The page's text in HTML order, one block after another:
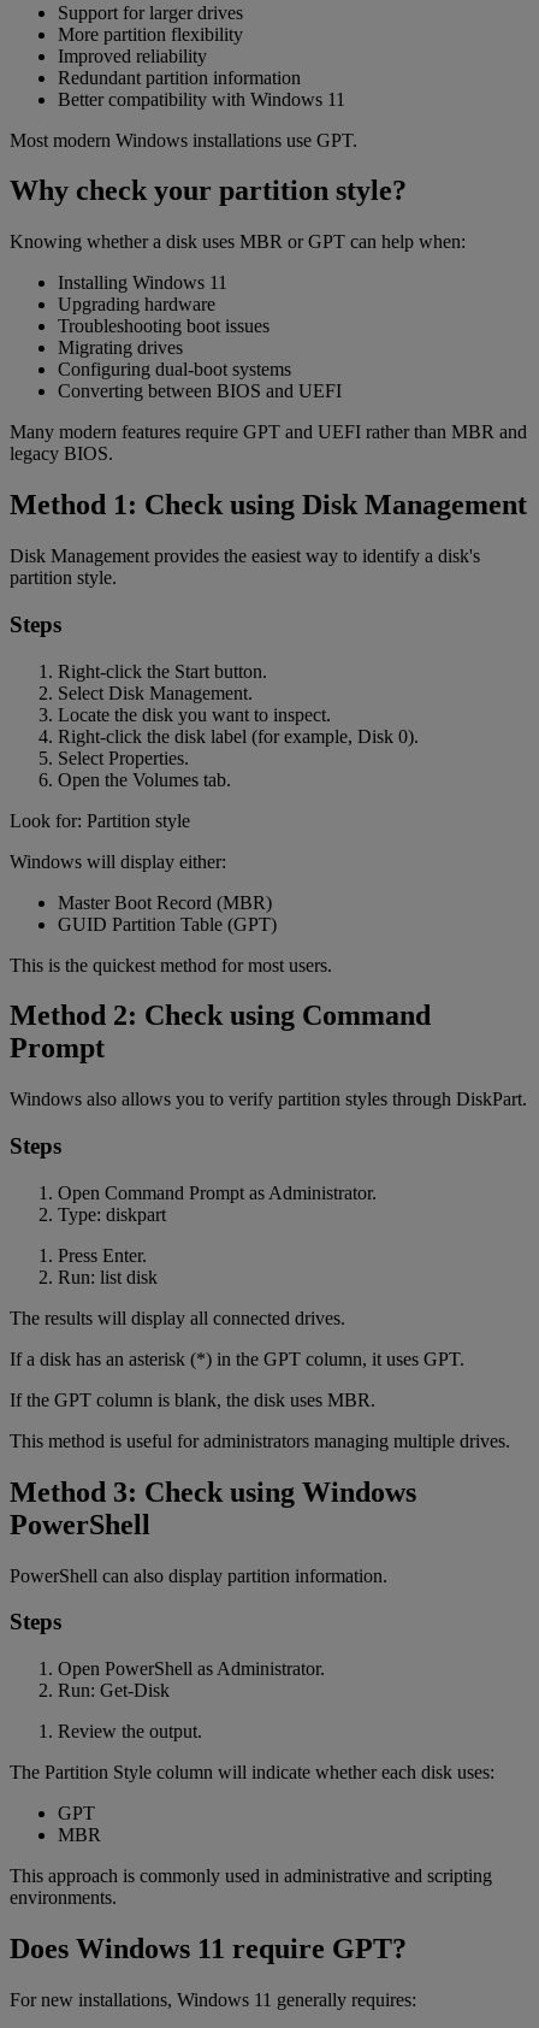
Support for larger drives
More partition flexibility
Improved reliability
Redundant partition information
Better compatibility with Windows 11
Most modern Windows installations use GPT.
Why check your partition style?
Knowing whether a disk uses MBR or GPT can help when:
Installing Windows 11
Upgrading hardware
Troubleshooting boot issues
Migrating drives
Configuring dual-boot systems
Converting between BIOS and UEFI
Many modern features require GPT and UEFI rather than MBR and
legacy BIOS.
Method 1: Check using Disk Management
Disk Management provides the easiest way to identify a disk's
partition style.
Steps
Right-click the Start button.
Select Disk Management.
Locate the disk you want to inspect.
Right-click the disk label (for example, Disk 0).
Select Properties.
Open the Volumes tab.
Look for: Partition style
Windows will display either:
Master Boot Record (MBR)
GUID Partition Table (GPT)
This is the quickest method for most users.
Method 2: Check using Command
Prompt
Windows also allows you to verify partition styles through DiskPart.
Steps
Open Command Prompt as Administrator.
Type: diskpart
Press Enter.
Run: list disk
The results will display all connected drives.
If a disk has an asterisk (*) in the GPT column, it uses GPT.
If the GPT column is blank, the disk uses MBR.
This method is useful for administrators managing multiple drives.
Method 3: Check using Windows
PowerShell
PowerShell can also display partition information.
Steps
Open PowerShell as Administrator.
Run: Get-Disk
Review the output.
The Partition Style column will indicate whether each disk uses:
GPT
MBR
This approach is commonly used in administrative and scripting
environments.
Does Windows 11 require GPT?
For new installations, Windows 11 generally requires: